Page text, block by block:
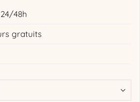
48h
gratuits